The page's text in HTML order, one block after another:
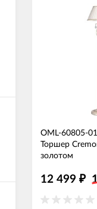
OML-60805-
Торшер
золотом
12 499 ₽